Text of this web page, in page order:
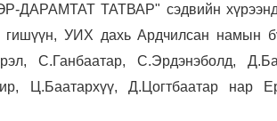
ДАРАМТАТ ТАТВАР" сэдвийн
УИХ дахь Ардчилсан намын
С.Ганбаатар, С.Эрдэнэболд,
Ц.Баатархүү, Д.Цогтбаатар нар